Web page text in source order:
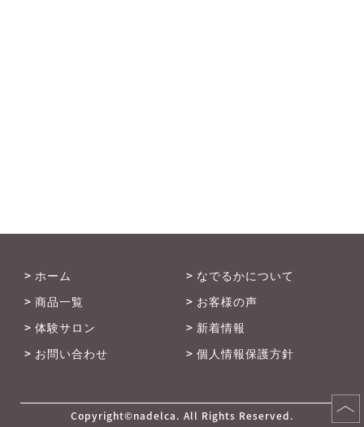
> ホーム
> なでるかについて
> 商品一覧
> お客様の声
> 体験サロン
> 新着情報
> お問い合わせ
> 個人情報保護方針
Copyright©nadelca. All Rights Reserved.